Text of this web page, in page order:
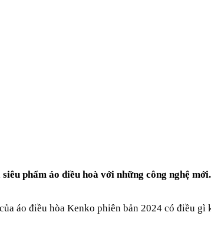
phẩm áo điều hoà với những công nghệ
áo điều hòa Kenko phiên bản 2024 có điều gì